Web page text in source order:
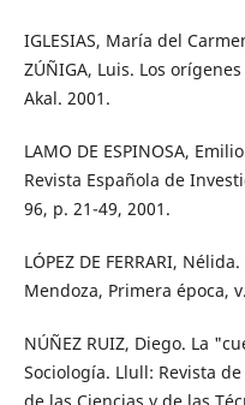
IGLESIAS, María del
ZÚÑIGA, Luis. Los
Akal. 2001.
LAMO DE ESPINOSA,
Revista Española de
96, p. 21-49, 2001.
LÓPEZ DE FERRARI,
Mendoza, Primera época,
NÚÑEZ RUIZ, Diego. La
Sociología. Llull: Revista
de las Ciencias y de las